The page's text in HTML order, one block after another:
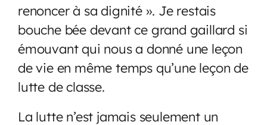
renoncer à sa dignité ». Je restais
bouche bée devant ce grand gaillard si
émouvant qui nous a donné une leçon
de vie en même temps qu’une leçon de
lutte de classe.
La lutte n’est jamais seulement un